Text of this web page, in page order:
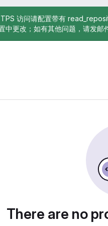
访问请配置带有
中更改；如有其他问题，请发邮
There are no